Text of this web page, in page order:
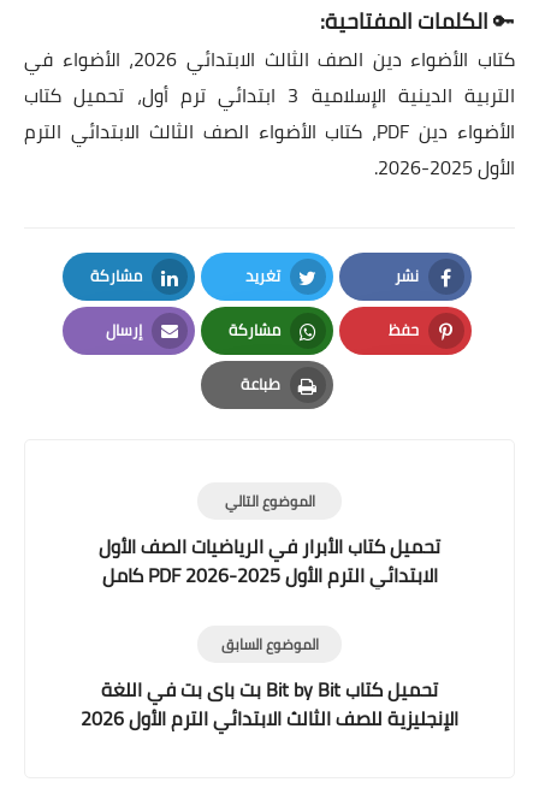
🔑الكلمات المفتاحية:
كتاب الأضواء دين الصف الثالث الابتدائي 2026، الأضواء في
التربية الدينية الإسلامية 3 ابتدائي ترم أول، تحميل كتاب
الأضواء دين PDF، كتاب الأضواء الصف الثالث الابتدائي الترم
الأول 2025-2026.
نشر
Facebook
تغريد
Twitter
مشاركة
LinkedIn
حفظ
Pinterest
مشاركة
Whatsapp
إرسال
Email
طباعة
Print
الموضوع التالي
تحميل كتاب الأبرار في الرياضيات الصف الأول
الابتدائي الترم الأول 2025-2026 PDF كامل
الموضوع السابق
تحميل كتاب Bit by Bit بت باى بت في اللغة
الإنجليزية للصف الثالث الابتدائي الترم الأول 2026